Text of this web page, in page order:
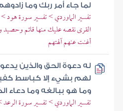
لما جاء أمر ربك وما
تفسير الماوردي > تفسير سورة هود >
القرى نقصه عليك منها قائم وحصيد
أغنت عنهم آلهتهم
له دعوة الحق والذين
لهم بشيء إلا كباسط
وما هو ببالغه وما دعاء
تفسير الماوردي > تفسير سورة الرعد